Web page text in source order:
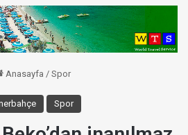
Anasayfa / Spor
Spor